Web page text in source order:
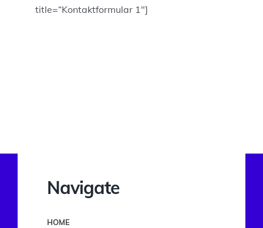
title=“Kontaktformular 1″]
Navigate
HOME